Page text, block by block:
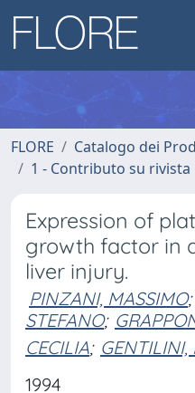
FLORE
Catalogo dei
1 - Contributo su rivista
Expression of
growth factor in
liver injury.
PINZANI, MASSIMO;
STEFANO;
CECILIA; GENTILINI,
1994